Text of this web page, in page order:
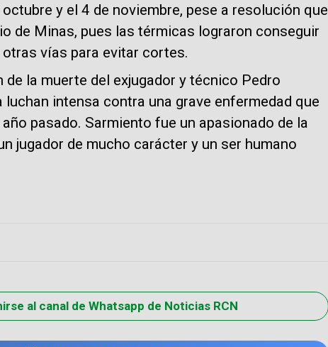
y el 4 de noviembre, pese a resolución que
de Minas, pues las térmicas lograron conseguir
vías para evitar cortes.
de la muerte del exjugador y técnico Pedro
luchan intensa contra una grave enfermedad que
pasado. Sarmiento fue un apasionado de la
jugador de mucho carácter y un ser humano
al canal de Whatsapp de Noticias RCN